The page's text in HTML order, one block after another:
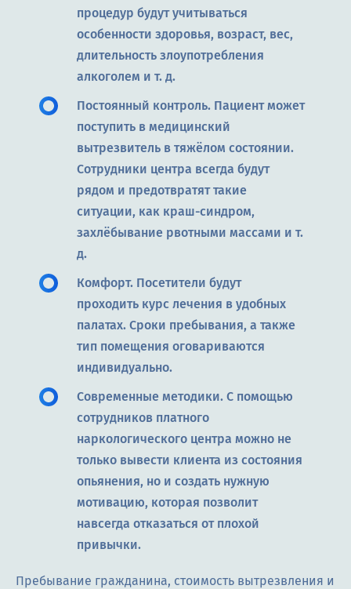
процедур будут учитываться
особенности здоровья, возраст, вес,
длительность злоупотребления
алкоголем и т. д.
Постоянный контроль. Пациент может
поступить в медицинский
вытрезвитель в тяжёлом состоянии.
Сотрудники центра всегда будут
рядом и предотвратят такие
ситуации, как краш-синдром,
захлёбывание рвотными массами и т.
д.
Комфорт. Посетители будут
проходить курс лечения в удобных
палатах. Сроки пребывания, а также
тип помещения оговариваются
индивидуально.
Современные методики. С помощью
сотрудников платного
наркологического центра можно не
только вывести клиента из состояния
опьянения, но и создать нужную
мотивацию, которая позволит
навсегда отказаться от плохой
привычки.
Пребывание гражданина, стоимость вытрезвления и